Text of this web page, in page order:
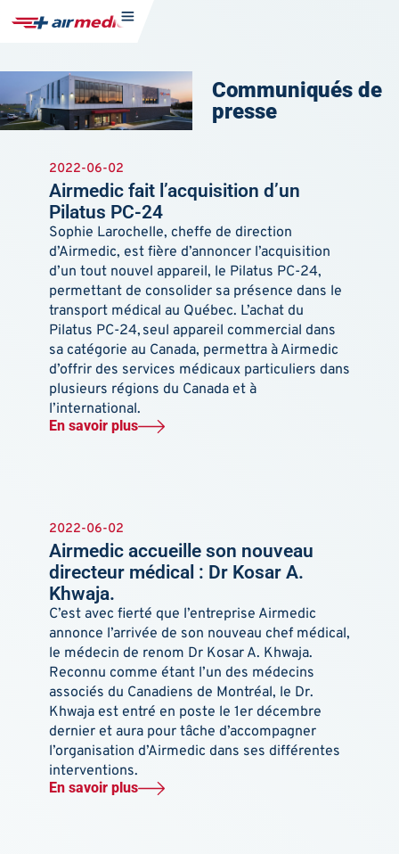
Communiqués de
presse
2022-06-02
Airmedic fait l’acquisition d’un
Pilatus PC-24
Sophie Larochelle, cheffe de direction
d’Airmedic, est fière d’annoncer l’acquisition
d’un tout nouvel appareil, le Pilatus PC-24,
permettant de consolider sa présence dans le
transport médical au Québec. L’achat du
Pilatus PC-24, seul appareil commercial dans
sa catégorie au Canada, permettra à Airmedic
d’offrir des services médicaux particuliers dans
plusieurs régions du Canada et à
l’international.
En savoir plus
2022-06-02
Airmedic accueille son nouveau
directeur médical : Dr Kosar A.
Khwaja.
C’est avec fierté que l’entreprise Airmedic
annonce l’arrivée de son nouveau chef médical,
le médecin de renom Dr Kosar A. Khwaja.
Reconnu comme étant l’un des médecins
associés du Canadiens de Montréal, le Dr.
Khwaja est entré en poste le 1er décembre
dernier et aura pour tâche d’accompagner
l’organisation d’Airmedic dans ses différentes
interventions.
En savoir plus